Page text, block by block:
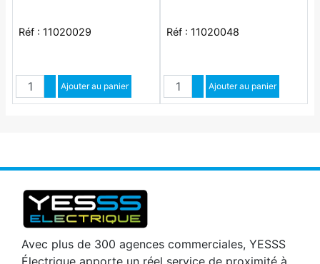
Réf : 11020029
QuantitéAugmenter quantité
Diminuer quantité
Ajouter au panier
Réf : 11020048
QuantitéAugmenter quantité
Diminuer quantité
Ajouter au panier
Avec plus de 300 agences commerciales, YESSS